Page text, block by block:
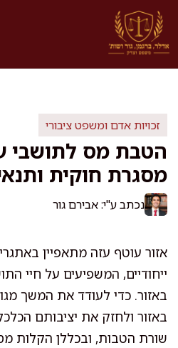
לדלג
לתוכן
זכויות אדם ומשפט ציבורי
הטבת מס לתושבי
מסגרת חוקית
נכתב ע"י: אבירם גור
אזור עוטף עזה מתאפיין
ייחודיים, המשפיעים על חיי
באזור. כדי לעודד את המשך
באזור ולחזק את יציבותם
שורת הטבות, ובכללן הקלות